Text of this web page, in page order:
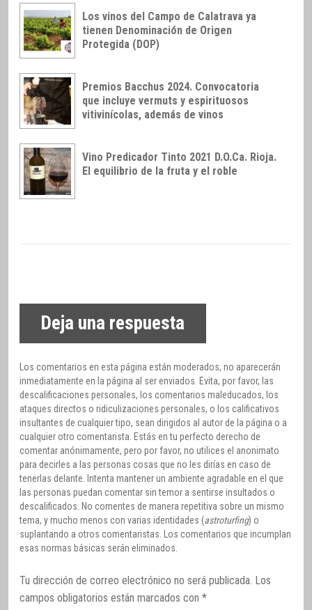
Los vinos del Campo de Calatrava ya
tienen Denominación de Origen
Protegida (DOP)
Premios Bacchus 2024. Convocatoria
que incluye vermuts y espirituosos
vitivinícolas, además de vinos
Vino Predicador Tinto 2021 D.O.Ca. Rioja.
El equilibrio de la fruta y el roble
Deja una respuesta
Los comentarios en esta página están moderados, no aparecerán
inmediatamente en la página al ser enviados. Evita, por favor, las
descalificaciones personales, los comentarios maleducados, los
ataques directos o ridiculizaciones personales, o los calificativos
insultantes de cualquier tipo, sean dirigidos al autor de la página o a
cualquier otro comentarista. Estás en tu perfecto derecho de
comentar anónimamente, pero por favor, no utilices el anonimato
para decirles a las personas cosas que no les dirías en caso de
tenerlas delante. Intenta mantener un ambiente agradable en el que
las personas puedan comentar sin temor a sentirse insultados o
descalificados. No comentes de manera repetitiva sobre un mismo
tema, y mucho menos con varias identidades (astroturfing) o
suplantando a otros comentaristas. Los comentarios que incumplan
esas normas básicas serán eliminados.
Tu dirección de correo electrónico no será publicada. Los
campos obligatorios están marcados con *